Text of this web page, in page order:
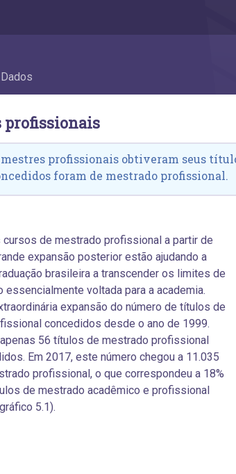
Dados
profissionais
profissionais obtiveram seus
foram de mestrado profissional.
cursos de mestrado profissional a partir de
expansão posterior estão ajudando a
brasileira a transcender os limites de
essencialmente voltada para a academia.
expansão do número de títulos de
concedidos desde o ano de 1999.
apenas 56 títulos de mestrado profissional
Em 2017, este número chegou a 11.035
profissional, o que correspondeu a 18%
de mestrado acadêmico e profissional
5.1).